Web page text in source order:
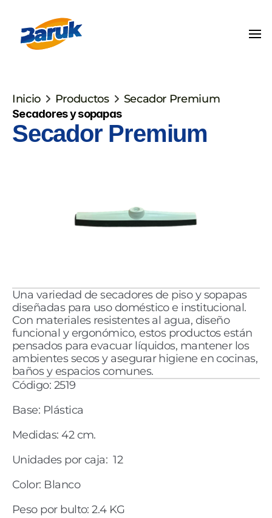
Secadores y sopapas
Secador Premium
Inicio Productos Secador Premium
Una variedad de secadores de piso y sopapas
diseñadas para uso doméstico e institucional.
Con materiales resistentes al agua, diseño
funcional y ergonómico, estos productos están
pensados para evacuar líquidos, mantener los
ambientes secos y asegurar higiene en cocinas,
baños y espacios comunes.
Código: 2519
Base: Plástica
Medidas: 42 cm.
Unidades por caja:  12
Color: Blanco
Peso por bulto: 2.4 KG